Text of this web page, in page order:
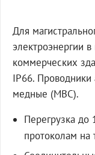
Для
электроэнергии
коммерческих
IP66.
медные (МВС).
Перегрузка до
протоколам на